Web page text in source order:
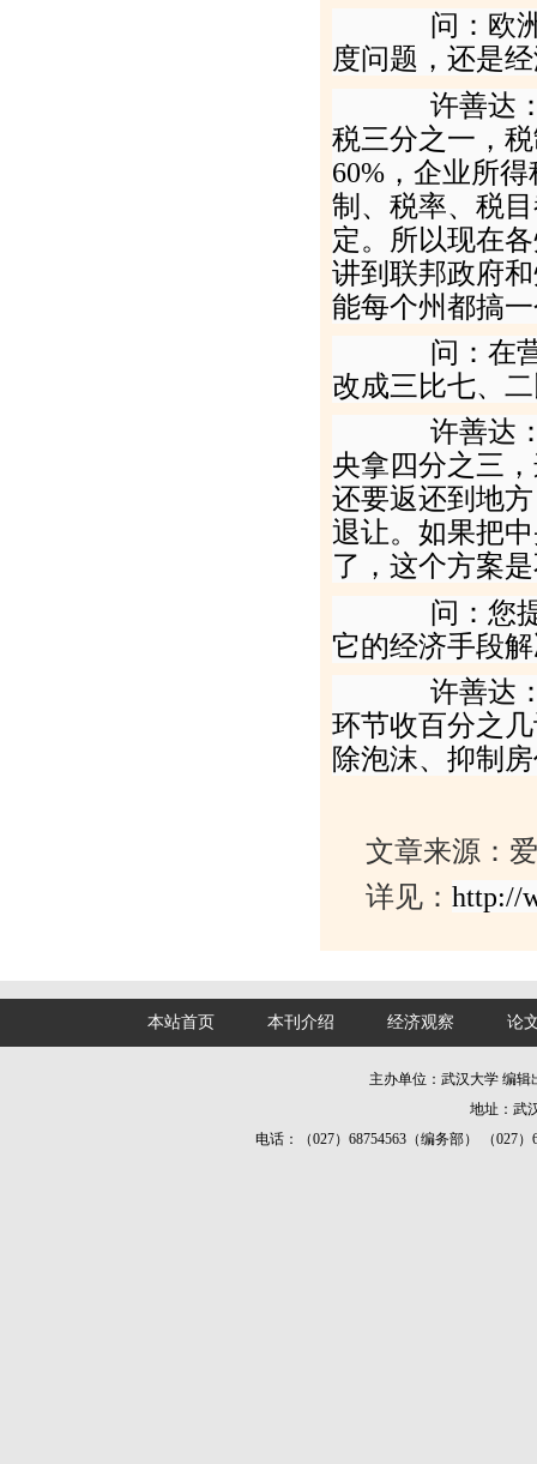
问：欧洲
度问题，还是
许善达：
税三分之一，
60% ，企业所
制、税率、税
定。所以现在
讲到联邦政府
能每个州都搞
问：在营
改成三比七、
许善达：
央拿四分之三
还要返还到地
退让。如果把
了，这个方案
问：您提
它的经济手段
许善达：
环节收百分之
除泡沫、抑制
文章来源：
详见： http://
本站首页 本刊介绍 经济观察 论
主办单位：武汉大学 编
地址：武
电话：（027）68754563（编务部） （027